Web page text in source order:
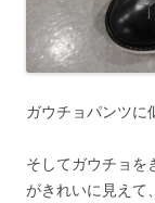
ガウチョパンツに
そしてガウチョを
がきれいに見えて